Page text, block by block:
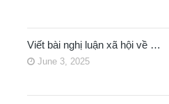
Viết bài nghị luận xã hội về …
June 3, 2025